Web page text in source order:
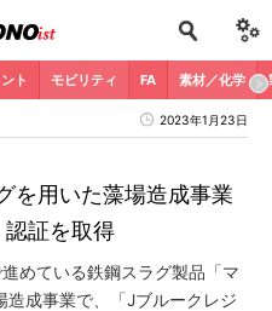
ト モビリティ FA 素材／化学
2023年1月23日
を用いた藻場造成事業
証を取得
めている鉄鋼スラグ製品「マ
造成事業で、「Jブルークレジ